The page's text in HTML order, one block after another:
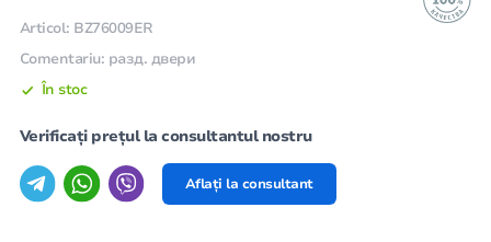
Articol: BZ76009ER
Comentariu: разд. двери
În stoc
Verificați prețul la consultantul nostru
Aflați la consultant